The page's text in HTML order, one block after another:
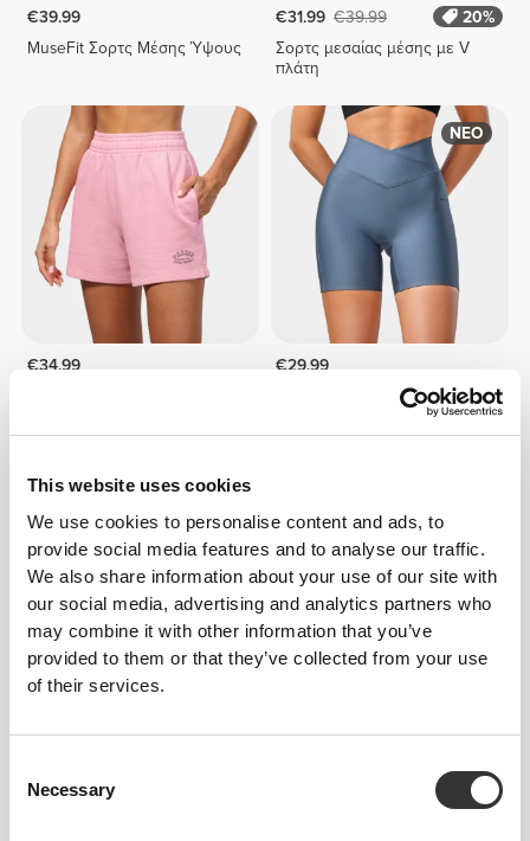
This website uses cookies
We use cookies to personalise content and ads, to
provide social media features and to analyse our traffic.
We also share information about your use of our site with
our social media, advertising and analytics partners who
may combine it with other information that you’ve
provided to them or that they’ve collected from your use
of their services.
Selection
Necessary
€39.99
MuseFit Σορτς Μέσης Ύψους
€31.99 €39.99
20%
Σορτς μεσαίας μέσης με V
πλάτη
€34.99
ΝΕΟ
€29.99
Essence Σορτς Ψηλόμεσα
€22.74 €34.99